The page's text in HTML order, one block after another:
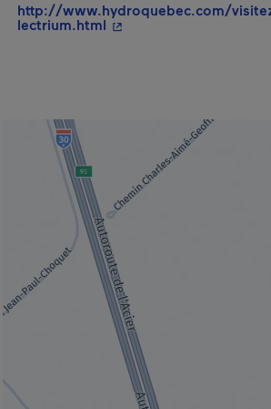
http://www.hydroquebec.com/
lectrium.html - Cet hyperlien